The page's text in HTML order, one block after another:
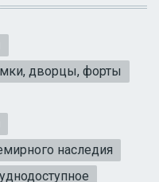
дворцы, форты
наследия